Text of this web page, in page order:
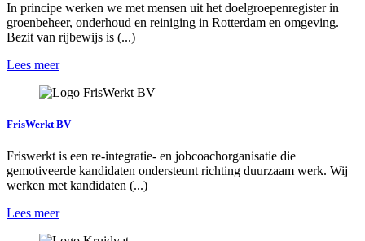
In principe werken we met mensen uit het doelgroepenregister in
groenbeheer, onderhoud en reiniging in Rotterdam en omgeving.
Bezit van rijbewijs is (...)
Lees meer
FrisWerkt BV
Friswerkt is een re-integratie- en jobcoachorganisatie die
gemotiveerde kandidaten ondersteunt richting duurzaam werk. Wij
werken met kandidaten (...)
Lees meer